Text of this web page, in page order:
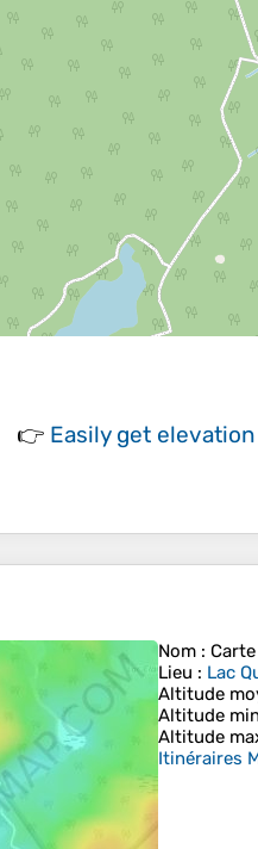
👉 Easily get elevation
Nom :
Lieu : Lac
Altitude
Altitude
Altitude
Itinéraires